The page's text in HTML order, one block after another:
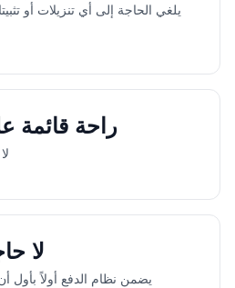
يلغي الحاجة إلى أي تنزيلات أو
راحة قائمة
لا
يضمن نظام الدفع أولاً بأول